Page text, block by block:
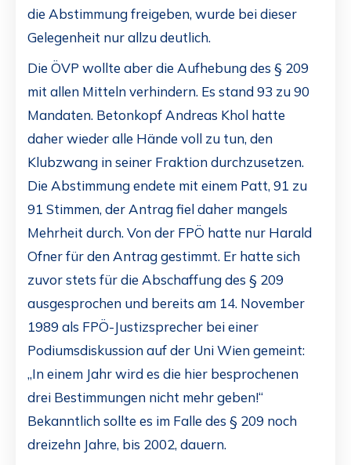
die Abstimmung freigeben, wurde bei dieser
Gelegenheit nur allzu deutlich.
Die ÖVP wollte aber die Aufhebung des § 209
mit allen Mitteln verhindern. Es stand 93 zu 90
Mandaten. Betonkopf Andreas Khol hatte
daher wieder alle Hände voll zu tun, den
Klubzwang in seiner Fraktion durchzusetzen.
Die Abstimmung endete mit einem Patt, 91 zu
91 Stimmen, der Antrag fiel daher mangels
Mehrheit durch. Von der FPÖ hatte nur Harald
Ofner für den Antrag gestimmt. Er hatte sich
zuvor stets für die Abschaffung des § 209
ausgesprochen und bereits am 14. November
1989 als FPÖ-Justizsprecher bei einer
Podiumsdiskussion auf der Uni Wien gemeint:
„In einem Jahr wird es die hier besprochenen
drei Bestimmungen nicht mehr geben!“
Bekanntlich sollte es im Falle des § 209 noch
dreizehn Jahre, bis 2002, dauern.